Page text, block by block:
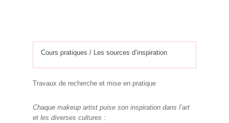
Cours pratiques / Les sources d’inspiration
Travaux de recherche et mise en pratique
Chaque makeup artist puise son inspiration dans l’art
et les diverses cultures :